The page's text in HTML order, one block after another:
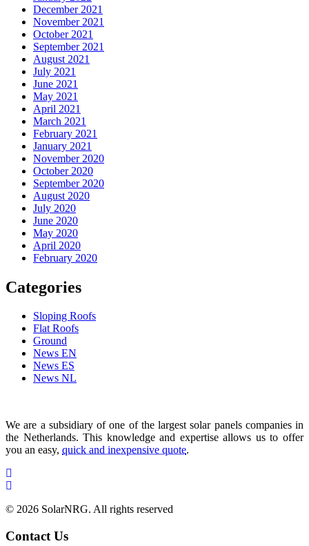
December 2021
November 2021
October 2021
September 2021
August 2021
July 2021
June 2021
May 2021
April 2021
March 2021
February 2021
January 2021
November 2020
October 2020
September 2020
August 2020
July 2020
June 2020
May 2020
April 2020
February 2020
Categories
Sloping Roofs
Flat Roofs
Ground
News EN
News ES
News NL
We are a subsidiary of one of the largest solar panels companies in
the Netherlands. This knowledge and expertise allows us to offer
you an easy, quick and inexpensive quote.
© 2026 SolarNRG. All rights reserved
Contact Us